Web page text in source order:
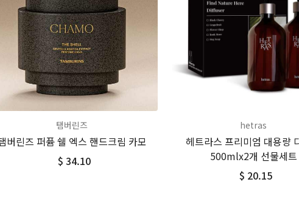
탬버린즈
버린즈 퍼퓸 쉘 엑스 핸드크림 카모
$ 34.10
hetras
헤트라스 프리미엄 대용량
500mlx2개 선물세트
$ 20.15